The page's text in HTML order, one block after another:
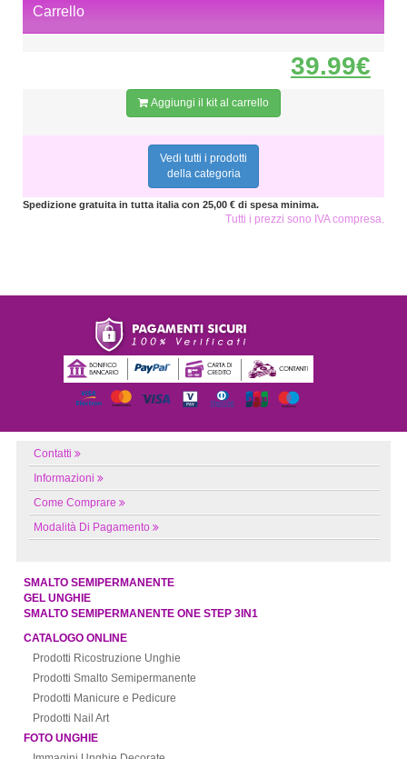
Carrello
39.99€
Aggiungi il kit al carrello
Vedi tutti i prodotti
della categoria
Spedizione gratuita in tutta italia con 25,00 € di spesa minima.
Tutti i prezzi sono IVA compresa.
Contatti
Informazioni
Come Comprare
Modalità Di Pagamento
SMALTO SEMIPERMANENTE
GEL UNGHIE
SMALTO SEMIPERMANENTE ONE STEP 3IN1
CATALOGO ONLINE
Prodotti Ricostruzione Unghie
Prodotti Smalto Semipermanente
Prodotti Manicure e Pedicure
Prodotti Nail Art
FOTO UNGHIE